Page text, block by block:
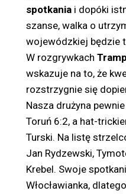
spotkania i dopóki
szanse, walka o
wojewódzkiej będzie
W rozgrywkach
wskazuje na to, że
rozstrzygnie się
Nasza drużyna
Toruń 6:2, a hat-
Turski. Na listę
Jan Rydzewski,
Krebel. Swoje
Włocławianka,